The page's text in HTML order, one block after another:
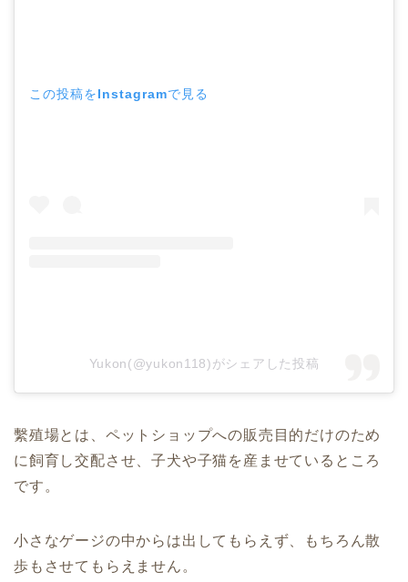
この投稿をInstagramで見る
Yukon(@yukon118)がシェアした投稿
繫殖場とは、ペットショップへの販売目的だけのため
に飼育し交配させ、子犬や子猫を産ませているところ
です。
小さなゲージの中からは出してもらえず、もちろん散
歩もさせてもらえません。